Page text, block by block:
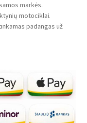
markės.
motociklai.
padangas už